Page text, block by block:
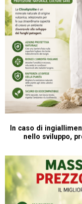
In caso di
nello sviluppo,